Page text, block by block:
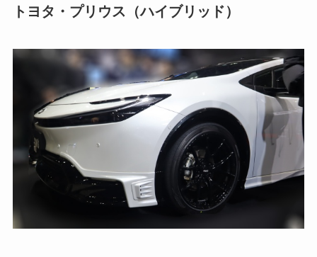
トヨタ・プリウス（ハイブリッド）